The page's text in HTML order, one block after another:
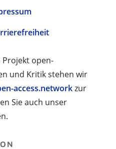
Projekt open-
und Kritik stehen wir
access.networkzur
Sie auch unser